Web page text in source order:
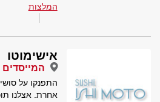
המלצות
אישימוטו
המייסדים 55, אבן יהודה
התפנקו על
אחרת. אצלנו